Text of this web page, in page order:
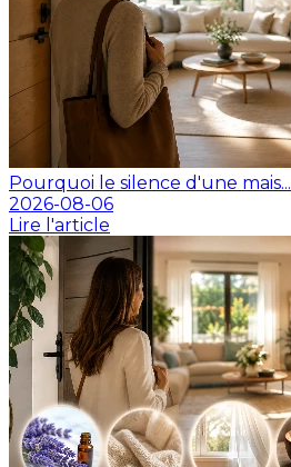
Pourquoi le silence d'une mais...
2026-08-06
Lire l'article